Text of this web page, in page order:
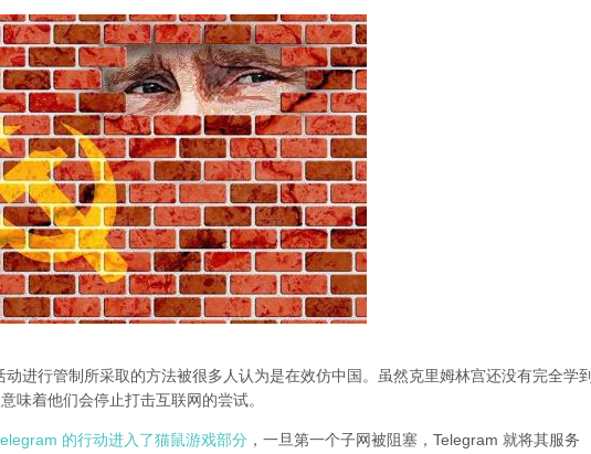
进行管制所采取的方法被很多人认为是在效仿中国。虽然克里姆林宫还没有完全学到
味着他们会停止打击互联网的尝试。
的行动进入了猫鼠游戏部分 ，一旦第一个子网被阻塞，Telegram 就将其服务